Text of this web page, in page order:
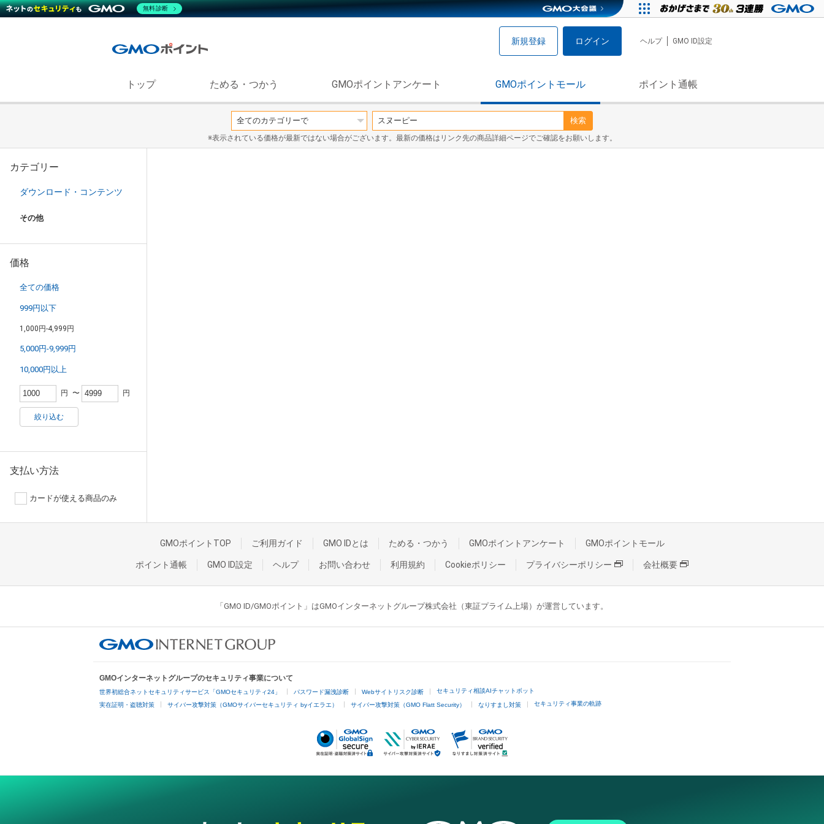
新規登録 ログイン ヘルプ GMO ID設定
トップ ためる・つかう GMOポイントアンケート GMOポイントモール ポイント通帳
検索
※表示されている価格が最新ではない場合がございます。最新の価格はリンク先の商品詳細ページでご確認をお願いします。
カテゴリー
ダウンロード・コンテンツ
その他
価格
全ての価格
999円以下
1,000円-4,999円
5,000円-9,999円
10,000円以上
円 〜 円
絞り込む
支払い方法
カードが使える商品のみ
GMOポイントTOP ご利用ガイド GMO IDとは ためる・つかう GMOポイントアンケート GMOポイントモール
ポイント通帳 GMO ID設定 ヘルプ お問い合わせ 利用規約 Cookieポリシー プライバシーポリシー 会社概要
「GMO ID/GMOポイント」はGMOインターネットグループ株式会社（東証プライム上場）が運営しています。
GMOインターネットグループのセキュリティ事業について
世界初総合ネットセキュリティサービス「GMOセキュリティ24」 パスワード漏洩診断 Webサイトリスク診断 セキュリティ相談AIチャットボット
実在証明・盗聴対策 サイバー攻撃対策（GMOサイバーセキュリティ byイエラエ） サイバー攻撃対策（GMO Flatt Security） なりすまし対策 セキュリティ事業の軌跡
無料診断